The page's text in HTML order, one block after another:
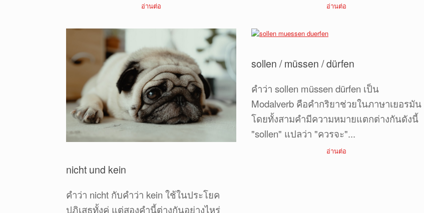
อ่านต่อ อ่านต่อ
nicht und kein
คำว่า nicht กับคำว่า kein ใช้ในประโยค
ปฏิเสธทั้งคู่ แต่สองคำนี้ต่างกันอย่างไหร่
sollen / müssen / dürfen
คำว่า sollen müssen dürfen เป็น
Modalverb คือคำกริยาช่วยในภาษาเยอรมัน
โดยทั้งสามคำมีความหมายแตกต่างกันดังนี้
"sollen" แปลว่า "ควรจะ"...
อ่านต่อ